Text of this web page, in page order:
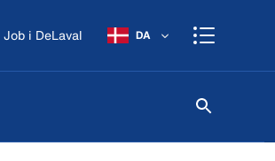
Job i DeLaval DA